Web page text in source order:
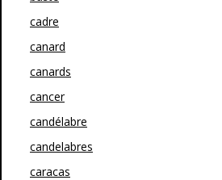
cadre
canard
canards
cancer
candélabre
candelabres
caracas